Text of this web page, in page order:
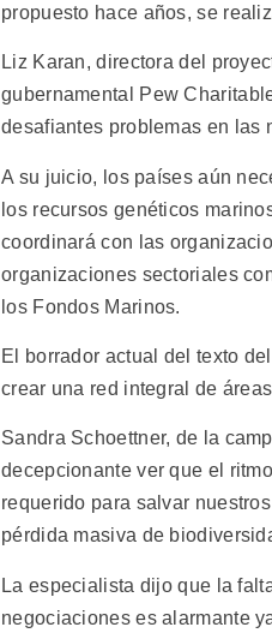
propuesto hace años, se
Liz Karan, directora del
gubernamental Pew
desafiantes problemas en las
A su juicio, los países aún
los recursos genéticos
coordinará con las
organizaciones sectoriales
los Fondos Marinos.
El borrador actual del texto
crear una red integral de
Sandra Schoettner, de la
decepcionante ver que el
requerido para salvar
pérdida masiva de
La especialista dijo que la
negociaciones es alarmante